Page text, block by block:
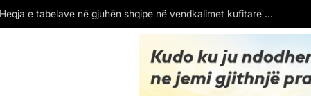
Arbër Ademi: Heqja e tabelave në gjuhën shqipe në vendkalimet kufitare është shkelje e ligjit dhe diskriminim institucional